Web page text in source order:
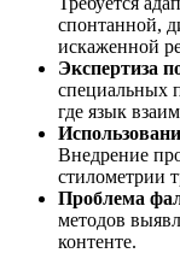
спонтанной,
искаженной
Экспертиза
специальных
где язык
Внедрение
стилометрии
Проблема
методов
контенте.